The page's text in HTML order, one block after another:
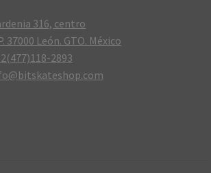
316, centro
37000 León. GTO. México
2893